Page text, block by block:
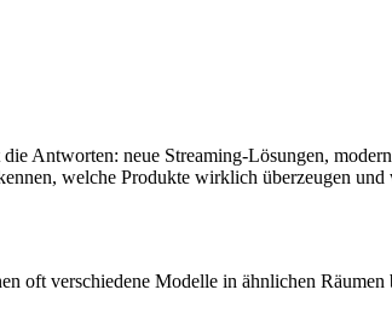
Antworten: neue Streaming‑Lösungen,
welche Produkte wirklich überzeugen und
oft verschiedene Modelle in ähnlichen